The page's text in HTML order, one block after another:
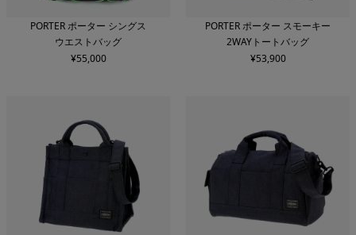
PORTER ポーター シングス
ウエストバッグ
¥55,000
PORTER ポーター スモーキー
2WAYトートバッグ
¥53,900